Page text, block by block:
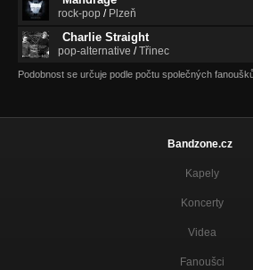
rock-pop / Plzeň
Charlie Straight
pop-alternative /Třinec
Podobnost se určuje podle počtu společných
Bandzone.cz
Kapely
Koncerty
Videa
Fanoušci